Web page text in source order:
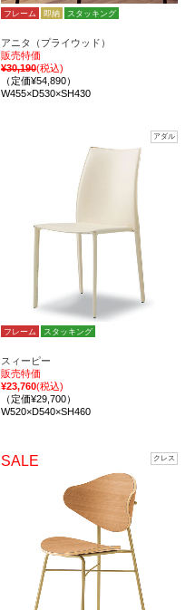
フレーム 即納 スタッキング
アニタ（プライウッド）
販売特価
¥30,190(税込)
（定価¥54,890）
W455×D530×SH430
アダル
フレーム スタッキング
スィーピー
販売特価
¥23,760(税込)
（定価¥29,700）
W520×D540×SH460
SALE クレス